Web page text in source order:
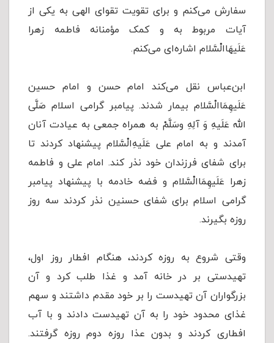
سفارش می‌کنم و برای تقویت تقوای الهی به یکی از
آیات مربوط به و کمک مؤمنانه فاطمه زهرا
عَلَیهَا‌الْسَّلام اشاره‌ای می‌کنم.
ابن‌عباس نقل می‌کند امام حسن و امام حسین
عَلَیهِمَا‌الْسَّلام بیمار شدند. پیامبر گرامی اسلام صَلَّى
الله عَلَیهِ وَ آلِهِ وسَلَّمْ به همراه جمعى به عیادت آنان
آمدند و به امام على عَلَیهِ‌الْسَّلام پیشنهاد کردند تا
براى شفاى فرزندان خود نذر کند. امام على و فاطمه
زهرا عَلَیهِمَا‌الْسَّلام و فضه خادمه با پیشنهاد پیامبر
گرامی اسلام برای شفای حسنین نذر کردند سه روز
روزه بگیرند.
وقتی شروع به روزه کردند، هنگام افطار روز اول،
تهیدستی بر در خانه آمد و غذا طلب کرد و آن
بزرگواران آن تهیدست را بر خود مقدم داشتند و سهم
غذاى محدود خود را به آن تهیدست دادند و با آب
افطاری کردند و بدون عذا روزه دوم روزه گرفتند.